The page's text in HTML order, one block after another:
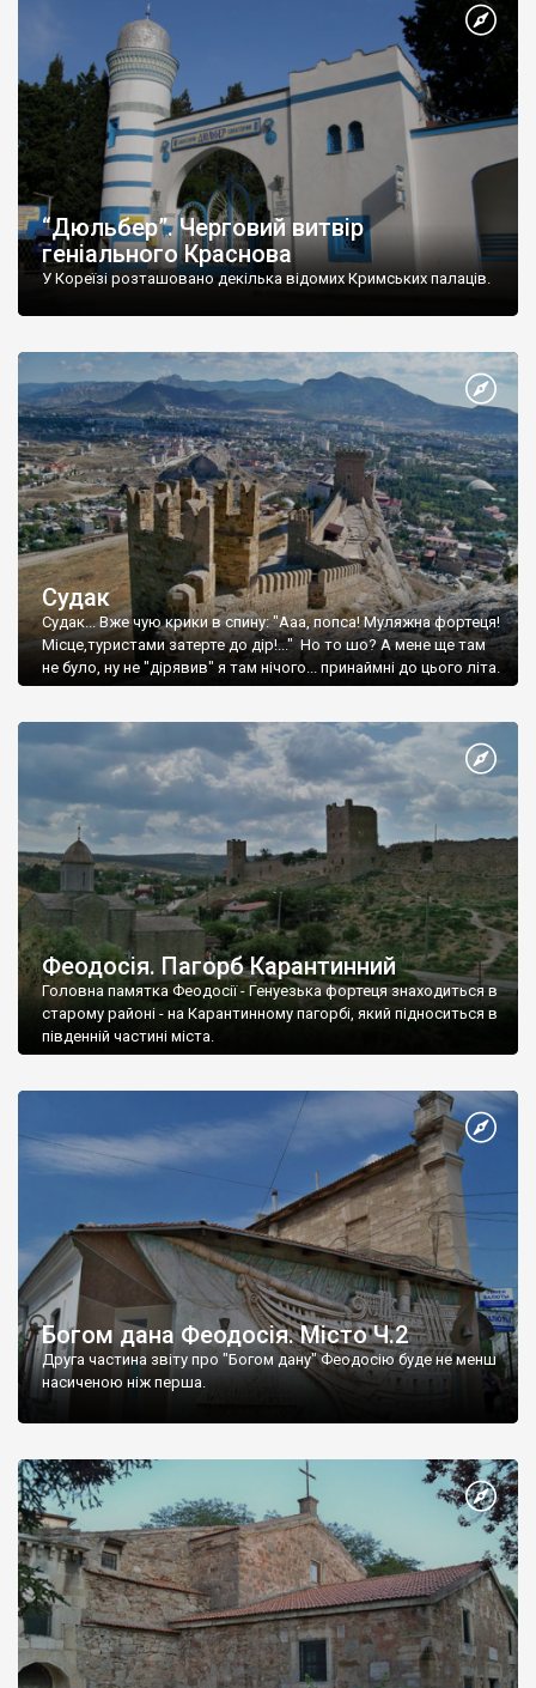
“Дюльбер”. Черговий витвір
геніального Краснова
У Кореїзі розташовано декілька відомих Кримських палаців.
Судак
Судак... Вже чую крики в спину: "Ааа, попса! Муляжна фортеця!
Місце,туристами затерте до дір!..." Но то шо? А мене ще там
не було, ну не "дірявив" я там нічого... принаймні до цього літа.
Феодосія. Пагорб Карантинний
Головна памятка Феодосії - Генуезька фортеця знаходиться в
старому районі - на Карантинному пагорбі, який підноситься в
південній частині міста.
Богом дана Феодосія. Місто Ч.2
Друга частина звіту про "Богом дану" Феодосію буде не менш
насиченою ніж перша.